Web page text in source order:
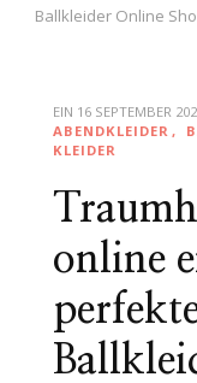
Ballkleider Online
EIN 16 SEPTEMBER
ABENDKLEIDER
KLEIDER
online